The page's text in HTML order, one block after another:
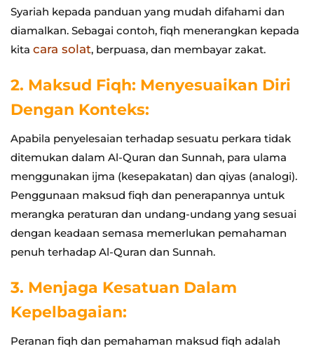
Syariah kepada panduan yang mudah difahami dan
diamalkan. Sebagai contoh, fiqh menerangkan kepada
kita cara solat, berpuasa, dan membayar zakat.
2. Maksud Fiqh: Menyesuaikan Diri
Dengan Konteks:
Apabila penyelesaian terhadap sesuatu perkara tidak
ditemukan dalam Al-Quran dan Sunnah, para ulama
menggunakan ijma (kesepakatan) dan qiyas (analogi).
Penggunaan maksud fiqh dan penerapannya untuk
merangka peraturan dan undang-undang yang sesuai
dengan keadaan semasa memerlukan pemahaman
penuh terhadap Al-Quran dan Sunnah.
3. Menjaga Kesatuan Dalam
Kepelbagaian:
Peranan fiqh dan pemahaman maksud fiqh adalah